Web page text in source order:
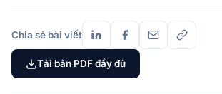
Chia sẻ bài viết
Tải bản PDF đầy đủ